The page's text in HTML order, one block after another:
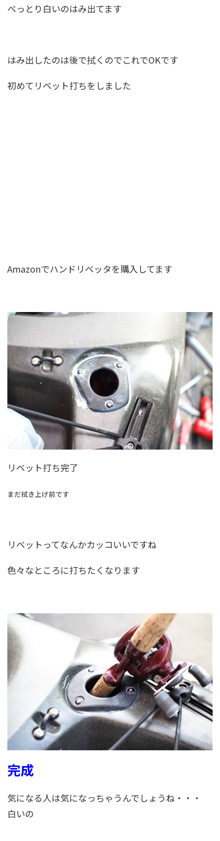
べっとり白いのはみ出てます
はみ出したのは後で拭くのでこれでOKです
初めてリベット打ちをしました
Amazonでハンドリベッタを購入してます
リベット打ち完了
まだ拭き上げ前です
リベットってなんかカッコいいですね
色々なところに打ちたくなります
完成
気になる人は気になっちゃうんでしょうね・・・
白いの